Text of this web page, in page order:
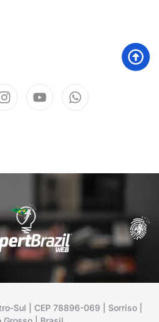
Sul | CEP 78896-069 | Sorriso |